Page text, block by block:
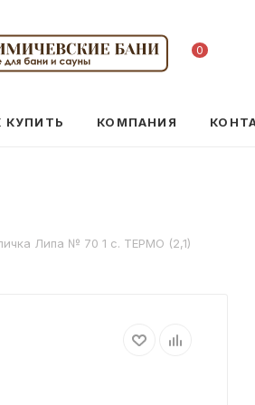
0
КУПИТЬ КОМПАНИЯ
Липа № 70 1 с. ТЕРМО (2,1)